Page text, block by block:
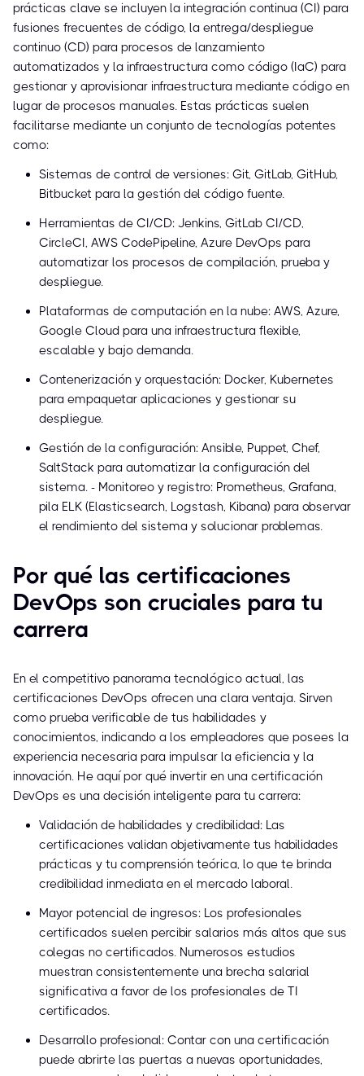
prácticas clave se incluyen la integración continua (CI) para
fusiones frecuentes de código, la entrega/despliegue
continuo (CD) para procesos de lanzamiento
automatizados y la infraestructura como código (IaC) para
gestionar y aprovisionar infraestructura mediante código en
lugar de procesos manuales. Estas prácticas suelen
facilitarse mediante un conjunto de tecnologías potentes
como:
Sistemas de control de versiones: Git, GitLab, GitHub,
Bitbucket para la gestión del código fuente.
Herramientas de CI/CD: Jenkins, GitLab CI/CD,
CircleCI, AWS CodePipeline, Azure DevOps para
automatizar los procesos de compilación, prueba y
despliegue.
Plataformas de computación en la nube: AWS, Azure,
Google Cloud para una infraestructura flexible,
escalable y bajo demanda.
Contenerización y orquestación: Docker, Kubernetes
para empaquetar aplicaciones y gestionar su
despliegue.
Gestión de la configuración: Ansible, Puppet, Chef,
SaltStack para automatizar la configuración del
sistema. - Monitoreo y registro: Prometheus, Grafana,
pila ELK (Elasticsearch, Logstash, Kibana) para observar
el rendimiento del sistema y solucionar problemas.
Por qué las certificaciones
DevOps son cruciales para tu
carrera
En el competitivo panorama tecnológico actual, las
certificaciones DevOps ofrecen una clara ventaja. Sirven
como prueba verificable de tus habilidades y
conocimientos, indicando a los empleadores que posees la
experiencia necesaria para impulsar la eficiencia y la
innovación. He aquí por qué invertir en una certificación
DevOps es una decisión inteligente para tu carrera:
Validación de habilidades y credibilidad: Las
certificaciones validan objetivamente tus habilidades
prácticas y tu comprensión teórica, lo que te brinda
credibilidad inmediata en el mercado laboral.
Mayor potencial de ingresos: Los profesionales
certificados suelen percibir salarios más altos que sus
colegas no certificados. Numerosos estudios
muestran consistentemente una brecha salarial
significativa a favor de los profesionales de TI
certificados.
Desarrollo profesional: Contar con una certificación
puede abrirte las puertas a nuevas oportunidades,